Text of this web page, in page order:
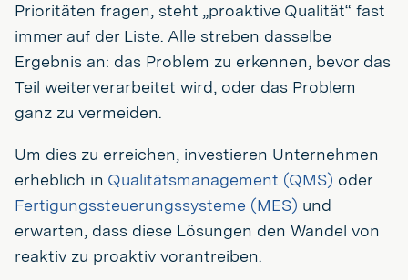
Prioritäten fragen, steht „proaktive Qualität“ fast
immer auf der Liste. Alle streben dasselbe
Ergebnis an: das Problem zu erkennen, bevor das
Teil weiterverarbeitet wird, oder das Problem
ganz zu vermeiden.
Um dies zu erreichen, investieren Unternehmen
erheblich in Qualitätsmanagement (QMS) oder
Fertigungssteuerungssysteme (MES) und
erwarten, dass diese Lösungen den Wandel von
reaktiv zu proaktiv vorantreiben.